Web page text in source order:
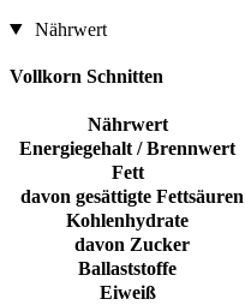
Nährwert
Vollkorn Schnitten
Nährwert
Energiegehalt / Brennwert
Fett
davon gesättigte Fettsäuren
Kohlenhydrate
davon Zucker
Ballaststoffe
Eiweiß